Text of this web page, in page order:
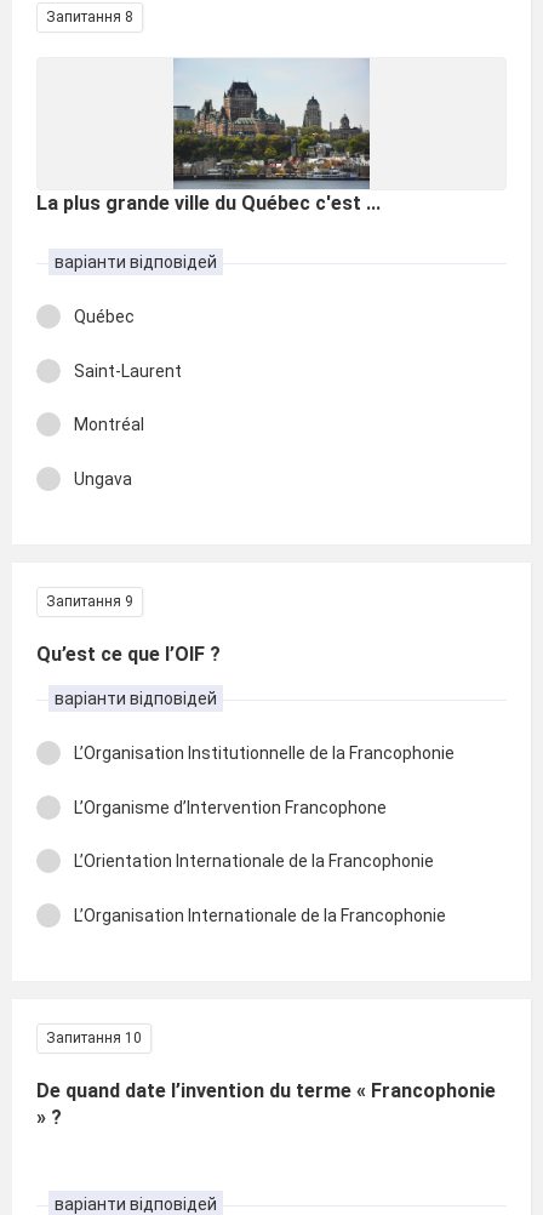
Запитання 8
La plus grande ville du Québec c'est ...
варіанти відповідей
Québec
Saint-Laurent
Montréal
Ungava
Запитання 9
Qu’est ce que l’OIF ?
варіанти відповідей
L’Organisation Institutionnelle de la Francophonie
L’Organisme d’Intervention Francophone
L’Orientation Internationale de la Francophonie
L’Organisation Internationale de la Francophonie
Запитання 10
De quand date l’invention du terme « Francophonie
» ?
варіанти відповідей